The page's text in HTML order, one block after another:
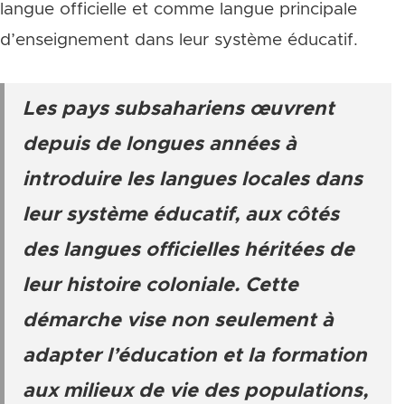
langue officielle et comme langue principale
d’enseignement dans leur système éducatif.
Les pays subsahariens œuvrent
depuis de longues années à
introduire les langues locales dans
leur système éducatif, aux côtés
des langues officielles héritées de
leur histoire coloniale. Cette
démarche vise non seulement à
adapter l’éducation et la formation
aux milieux de vie des populations,